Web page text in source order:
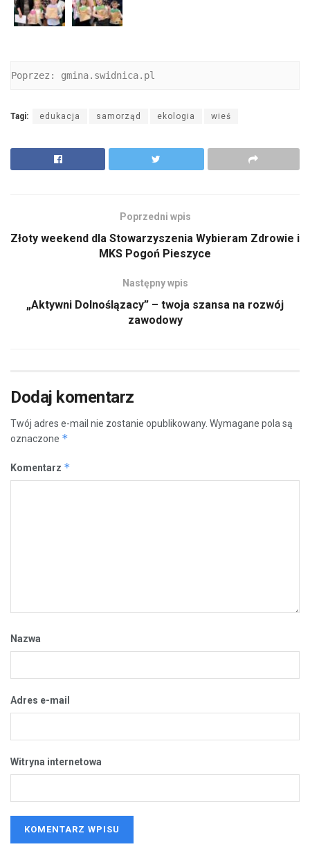
Poprzez: gmina.swidnica.pl
Tagi: edukacja samorząd ekologia wieś
Poprzedni wpis
Złoty weekend dla Stowarzyszenia Wybieram Zdrowie i
MKS Pogoń Pieszyce
Następny wpis
„Aktywni Dolnoślązacy” – twoja szansa na rozwój
zawodowy
Dodaj komentarz
Twój adres e-mail nie zostanie opublikowany. Wymagane pola są
oznaczone *
Komentarz *
Nazwa
Adres e-mail
Witryna internetowa